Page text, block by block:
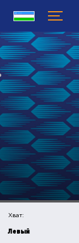
Хват:
Левый